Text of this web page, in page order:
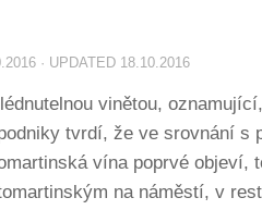
· UPDATED 18.10.2016
vinětou,
tvrdí, že ve srovnání s
vína poprvé objeví,
na náměstí, v